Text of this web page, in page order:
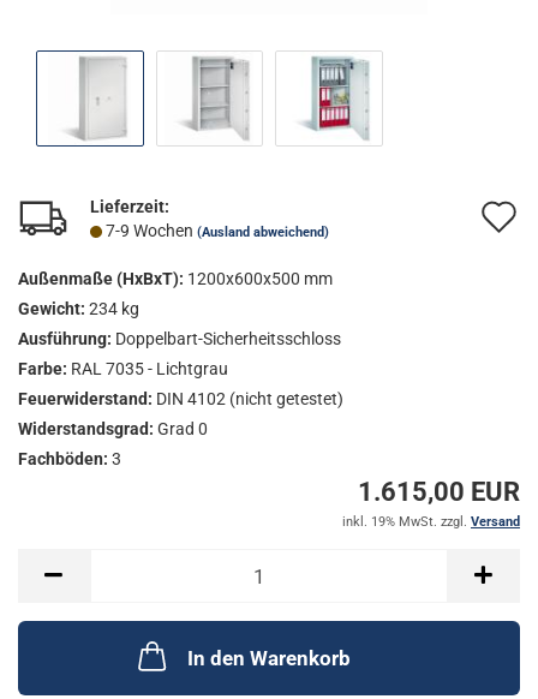
Lieferzeit:
7-9 Wochen (Ausland abweichend)
Außenmaße (HxBxT): 1200x600x500 mm
Gewicht: 234 kg
Ausführung: Doppelbart-Sicherheitsschloss
Farbe: RAL 7035 - Lichtgrau
Feuerwiderstand: DIN 4102 (nicht getestet)
Widerstandsgrad: Grad 0
Fachböden: 3
1.615,00 EUR
inkl. 19% MwSt. zzgl. Versand
In den Warenkorb